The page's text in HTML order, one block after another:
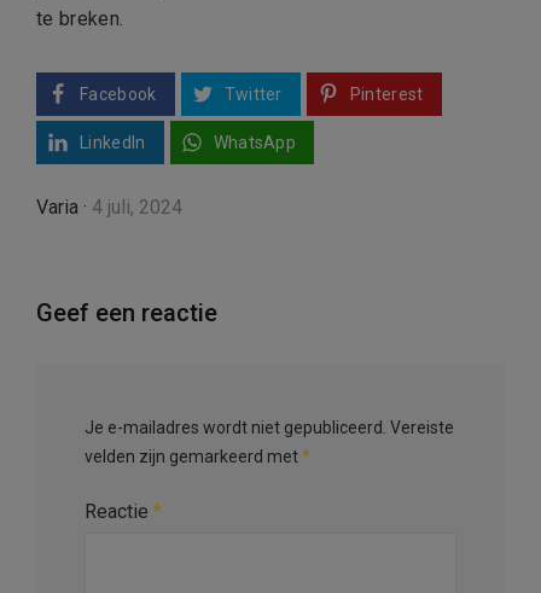
te breken.
Facebook Twitter Pinterest
LinkedIn WhatsApp
Varia · 4 juli, 2024
Geef een reactie
Je e-mailadres wordt niet gepubliceerd. Vereiste
velden zijn gemarkeerd met*
Reactie *